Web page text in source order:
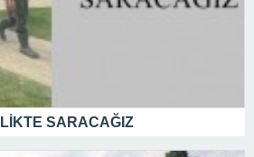
SARACAĞIZ